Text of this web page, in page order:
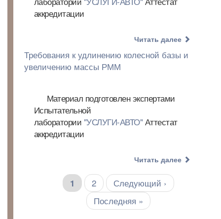
аккредитации
Читать далее
Требования к удлинению колесной базы и
увеличению массы РММ
Материал подготовлен экспертами
Испытательной
лаборатории "УСЛУГИ-АВТО"Аттестат
аккредитации
Читать далее
Нумерация Текущая
страница
1 Страница
2
Следующая
страница
Следующий ›
Последняя
страница
Последняя »